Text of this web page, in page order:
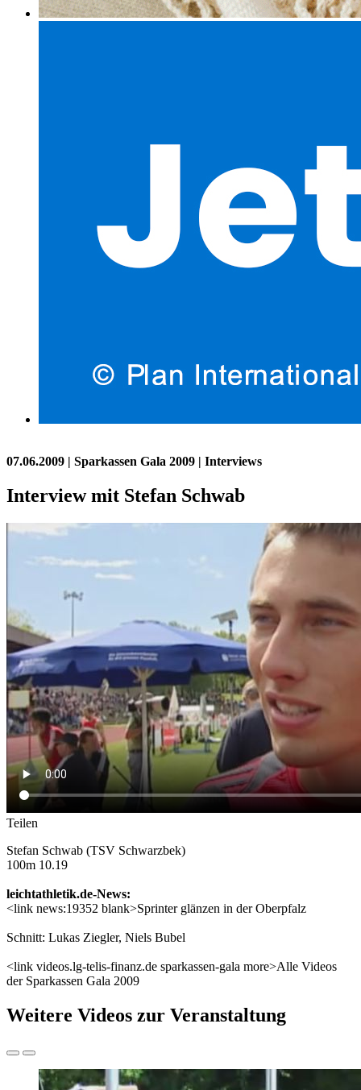
07.06.2009 | Sparkassen Gala 2009 | Interviews
Interview mit Stefan Schwab
Teilen
Stefan Schwab (TSV Schwarzbek)
100m 10.19
leichtathletik.de-News:
<link news:19352 blank>Sprinter glänzen in der Oberpfalz
Schnitt: Lukas Ziegler, Niels Bubel
<link videos.lg-telis-finanz.de sparkassen-gala more>Alle Videos
der Sparkassen Gala 2009
Weitere Videos zur Veranstaltung